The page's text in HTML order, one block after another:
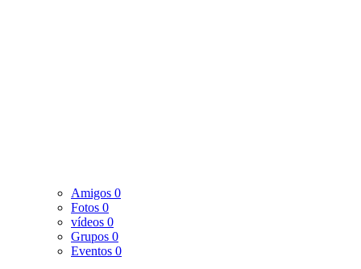
Amigos 0
Fotos 0
vídeos 0
Grupos 0
Eventos 0